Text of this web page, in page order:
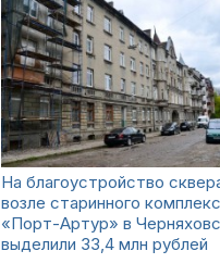
На благоустройство
возле старинного
«Порт-Артур» в
выделили 33,4 млн рублей